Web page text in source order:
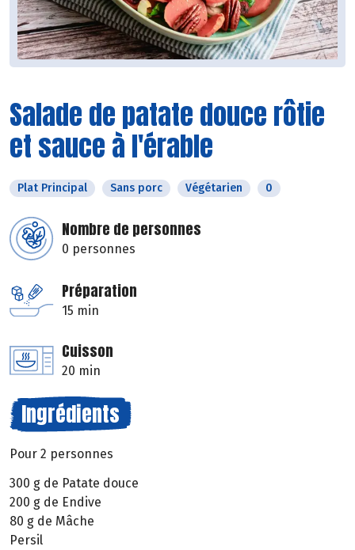
Salade de patate douce rôtie
et sauce à l'érable
Plat Principal Sans porc Végétarien 0
Nombre de personnes
0 personnes
Préparation
15 min
Cuisson
20 min
Ingrédients
Pour 2 personnes
300 g de Patate douce
200 g de Endive
80 g de Mâche
Persil